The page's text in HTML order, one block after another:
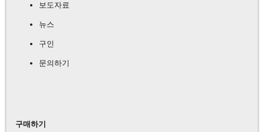
보도자료
뉴스
구인
문의하기
구매하기